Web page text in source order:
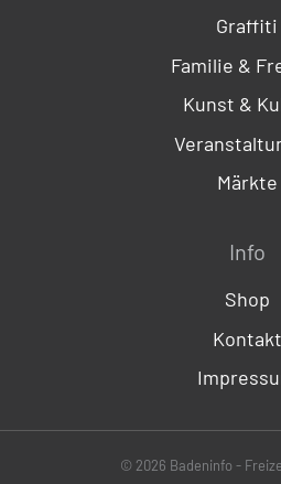
Graffiti
Familie &
Kunst &
Märkte
Info
Shop
Kontakt
© 2026 Badeninfo -